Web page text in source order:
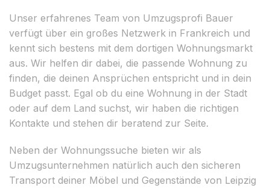
Unser erfahrenes Team von Umzugsprofi Bauer
verfügt über ein großes Netzwerk in Frankreich und
kennt sich bestens mit dem dortigen Wohnungsmarkt
aus. Wir helfen dir dabei, die passende Wohnung zu
finden, die deinen Ansprüchen entspricht und in dein
Budget passt. Egal ob du eine Wohnung in der Stadt
oder auf dem Land suchst, wir haben die richtigen
Kontakte und stehen dir beratend zur Seite.
Neben der Wohnungssuche bieten wir als
Umzugsunternehmen natürlich auch den sicheren
Transport deiner Möbel und Gegenstände von Leipzig